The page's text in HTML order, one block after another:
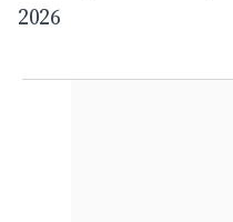
2026